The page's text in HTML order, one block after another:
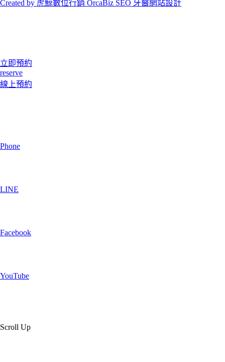
Created by 虎鯨數位行銷 OrcaBiz SEO 牙醫網站設計
立即預約
reserve
線上預約
Phone
LINE
Facebook
YouTube
Scroll Up